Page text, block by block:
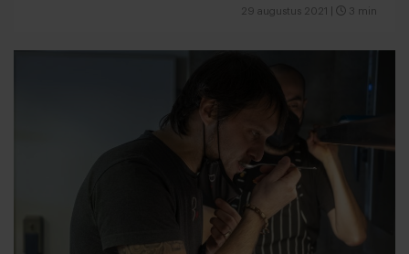
29 augustus 2021 3 min